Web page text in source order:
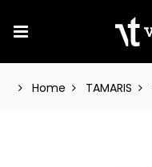
Home TAMARIS